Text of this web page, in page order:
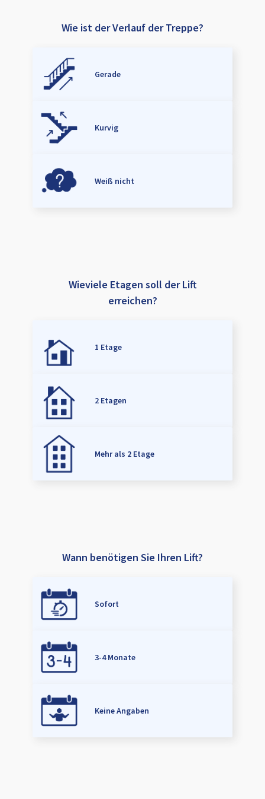
Wie ist der Verlauf der Treppe?
Gerade
Kurvig
Weiß nicht
Wieviele Etagen soll der Lift
erreichen?
1 Etage
2 Etagen
Mehr als 2 Etage
Wann benötigen Sie Ihren Lift?
Sofort
3-4 Monate
Keine Angaben